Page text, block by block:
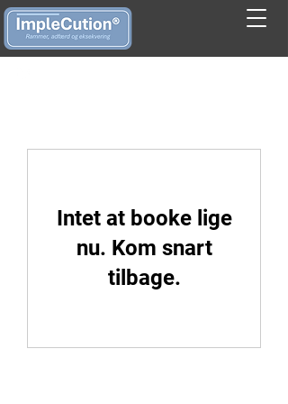
Intet at booke lige
nu. Kom snart
tilbage.